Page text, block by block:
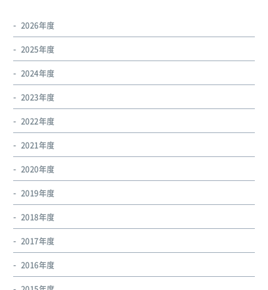
2026年度
2025年度
2024年度
2023年度
2022年度
2021年度
2020年度
2019年度
2018年度
2017年度
2016年度